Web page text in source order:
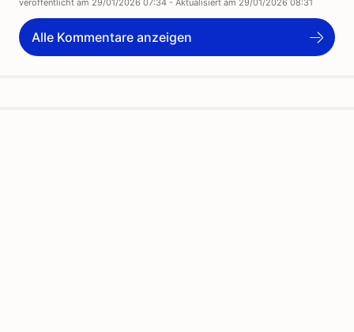
veröffentlicht am 29/01/2026 07:34 - Aktualisiert am 29/01/2026 08:31
Alle Kommentare anzeigen